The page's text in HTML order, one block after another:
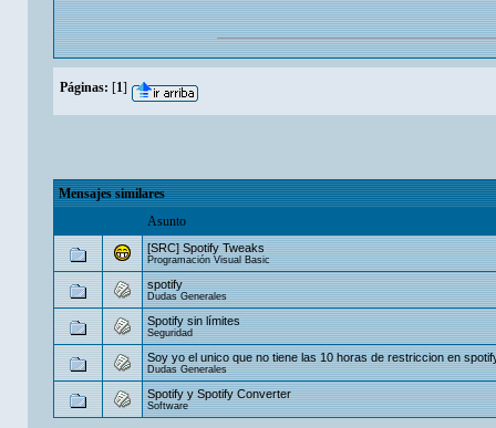
Páginas: [1]
Mensajes similares
Asunto
[SRC] Spotify Tweaks
Programación Visual Basic
spotify
Dudas Generales
Spotify sin límites
Seguridad
Soy yo el unico que no tiene las 10 horas de restriccion en
Dudas Generales
Spotify y Spotify Converter
Software